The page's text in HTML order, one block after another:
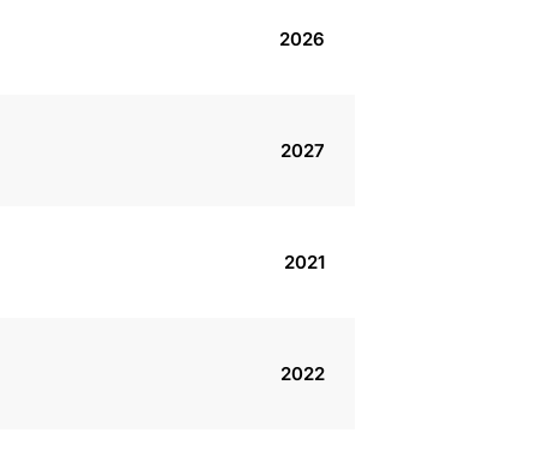
2026
2027
2021
2022